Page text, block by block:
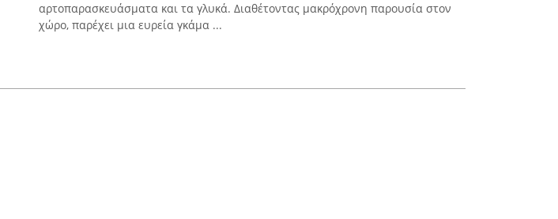
αρτοπαρασκευάσματα και τα γλυκά. Διαθέτοντας μακρόχρονη παρουσία στον
χώρο, παρέχει μια ευρεία γκάμα ...